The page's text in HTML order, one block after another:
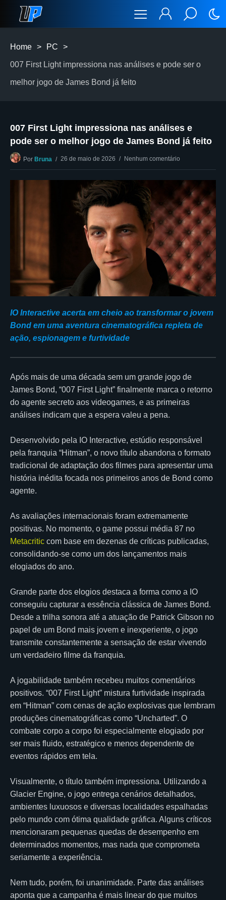
Home > PC >
007 First Light impressiona nas análises e pode ser o
melhor jogo de James Bond já feito
007 First Light impressiona nas análises e
pode ser o melhor jogo de James Bond já feito
Por Bruna 26 de maio de 2026 Nenhum comentário
IO Interactive acerta em cheio ao transformar o jovem
Bond em uma aventura cinematográfica repleta de
ação, espionagem e furtividade
Após mais de uma década sem um grande jogo de
James Bond, “007 First Light” finalmente marca o retorno
do agente secreto aos videogames, e as primeiras
análises indicam que a espera valeu a pena.
Desenvolvido pela IO Interactive, estúdio responsável
pela franquia “Hitman”, o novo título abandona o formato
tradicional de adaptação dos filmes para apresentar uma
história inédita focada nos primeiros anos de Bond como
agente.
As avaliações internacionais foram extremamente
positivas. No momento, o game possui média 87 no
Metacritic com base em dezenas de críticas publicadas,
consolidando-se como um dos lançamentos mais
elogiados do ano.
Grande parte dos elogios destaca a forma como a IO
conseguiu capturar a essência clássica de James Bond.
Desde a trilha sonora até a atuação de Patrick Gibson no
papel de um Bond mais jovem e inexperiente, o jogo
transmite constantemente a sensação de estar vivendo
um verdadeiro filme da franquia.
A jogabilidade também recebeu muitos comentários
positivos. “007 First Light” mistura furtividade inspirada
em “Hitman” com cenas de ação explosivas que lembram
produções cinematográficas como “Uncharted”. O
combate corpo a corpo foi especialmente elogiado por
ser mais fluido, estratégico e menos dependente de
eventos rápidos em tela.
Visualmente, o título também impressiona. Utilizando a
Glacier Engine, o jogo entrega cenários detalhados,
ambientes luxuosos e diversas localidades espalhadas
pelo mundo com ótima qualidade gráfica. Alguns críticos
mencionaram pequenas quedas de desempenho em
determinados momentos, mas nada que comprometa
seriamente a experiência.
Nem tudo, porém, foi unanimidade. Parte das análises
aponta que a campanha é mais linear do que muitos